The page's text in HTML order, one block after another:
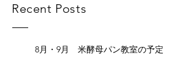
Recent Posts
8月・9月 米酵母パン教室の予定